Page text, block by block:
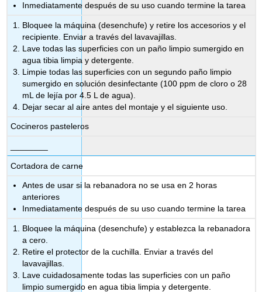
Inmediatamente después de su uso cuando termine la tarea
Bloquee la máquina (desenchufe) y retire los accesorios y el
recipiente. Enviar a través del lavavajillas.
Lave todas las superficies con un paño limpio sumergido en
agua tibia limpia y detergente.
Limpie todas las superficies con un segundo paño limpio
sumergido en solución desinfectante (100 ppm de cloro o 28
mL de lejía por 4.5 L de agua).
Dejar secar al aire antes del montaje y el siguiente uso.
Cocineros pasteleros
Cortadora de carne
Antes de usar si la rebanadora no se usa en 2 horas
anteriores
Inmediatamente después de su uso cuando termine la tarea
Bloquee la máquina (desenchufe) y establezca la rebanadora
a cero.
Retire el protector de la cuchilla. Enviar a través del
lavavajillas.
Lave cuidadosamente todas las superficies con un paño
limpio sumergido en agua tibia limpia y detergente.